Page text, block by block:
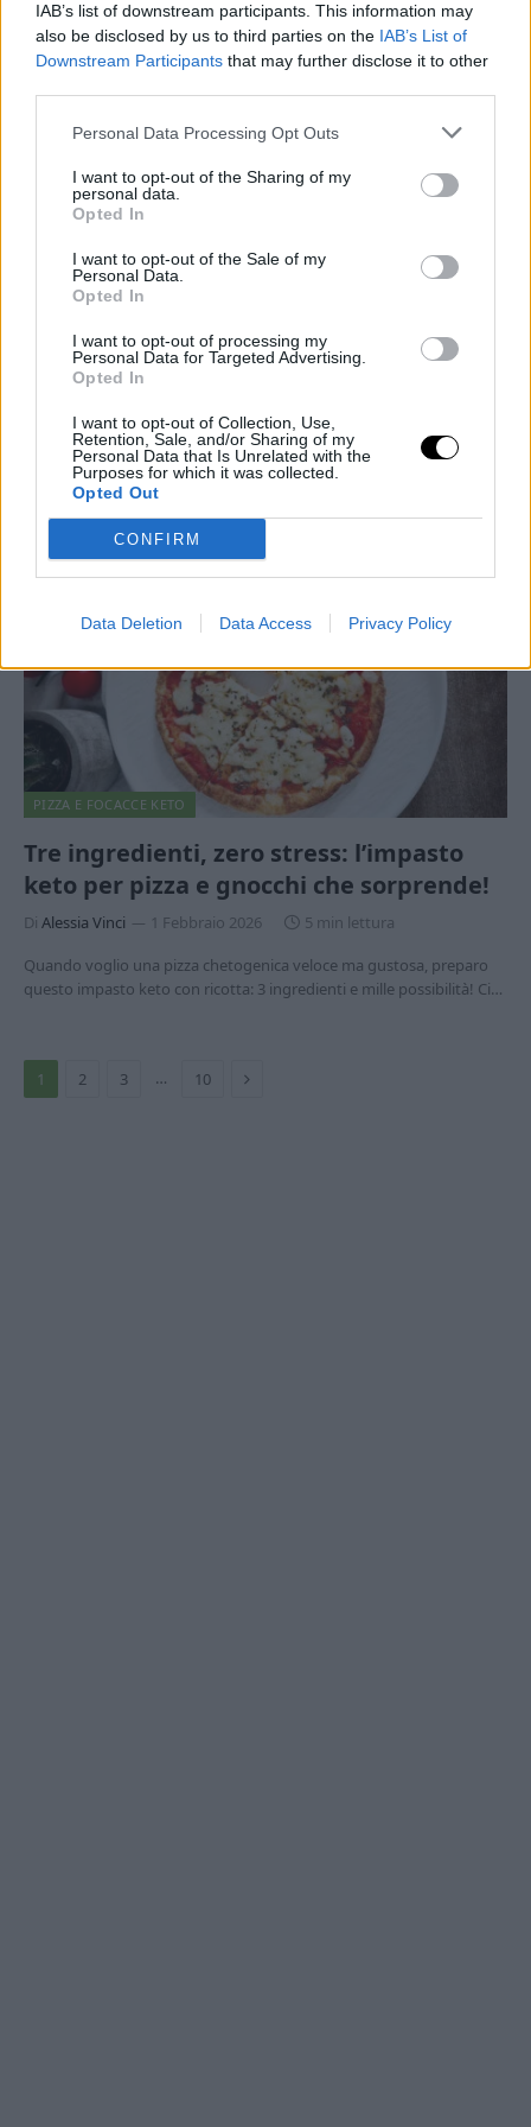
IAB’s list of downstream participants. This information may
also be disclosed by us to third parties on the IAB’s List of
Downstream Participants that may further disclose it to other
Personal Data Processing Opt Outs
I want to opt-out of the Sharing of my
personal data.
Opted In
I want to opt-out of the Sale of my
Personal Data.
Opted In
I want to opt-out of processing my
Personal Data for Targeted Advertising.
Opted In
I want to opt-out of Collection, Use,
Retention, Sale, and/or Sharing of my
Personal Data that Is Unrelated with the
Purposes for which it was collected.
Opted Out
CONFIRM
Data Deletion Data Access Privacy Policy
RICETTE CHETOGENICHE SALATE
fatto la piadina keto più buona di
sempre
Alessia Vinci 8 Febbraio 2026
4 min lettura
Se pensi che in keto la piadina sia solo un lontano ricordo, questa
ricetta ti farà cambiare idea. La piadina…
PIZZA E FOCACCE KETO
Tre ingredienti, zero stress: l’impasto
keto per pizza e gnocchi che sorprende!
Di Alessia Vinci 1 Febbraio 2026
5 min lettura
Quando voglio una pizza chetogenica veloce ma gustosa, preparo
questo impasto keto con ricotta: 3 ingredienti e mille possibilità! Ci…
1 2 3 … 10 Prossimo